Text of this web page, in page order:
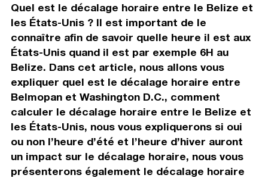
Quel est le décalage horaire entre le Belize et
les États-Unis ? Il est important de le
connaître afin de savoir quelle heure il est aux
États-Unis quand il est par exemple 6H au
Belize. Dans cet article, nous allons vous
expliquer quel est le décalage horaire entre
Belmopan et Washington D.C., comment
calculer le décalage horaire entre le Belize et
les États-Unis, nous vous expliquerons si oui
ou non l’heure d’été et l’heure d’hiver auront
un impact sur le décalage horaire, nous vous
présenterons également le décalage horaire